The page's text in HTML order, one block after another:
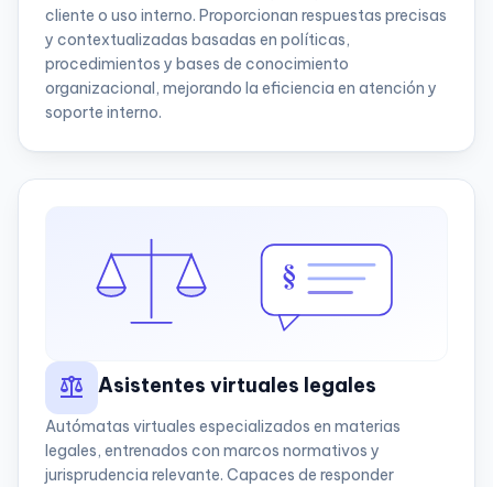
cliente o uso interno. Proporcionan respuestas precisas
y contextualizadas basadas en políticas,
procedimientos y bases de conocimiento
organizacional, mejorando la eficiencia en atención y
soporte interno.
§
balance Asistentes virtuales legales
Autómatas virtuales especializados en materias
legales, entrenados con marcos normativos y
jurisprudencia relevante. Capaces de responder